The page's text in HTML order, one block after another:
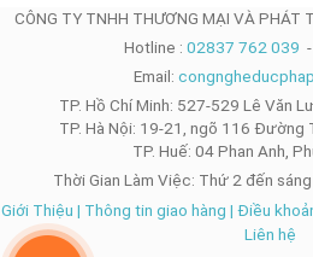
CÔNG TY TNHH THƯƠNG MẠI VÀ PHÁT
Hotline : 02837 762 039 -
Email:
TP. Hồ Chí Minh: 527-529 Lê Văn
TP. Hà Nội: 19-21, ngõ 116 Đường
TP. Huế: 04 Phan Anh,
Thời Gian Làm Việc: Thứ 2 đến
Giới Thiệu | Thông tin giao hàng | Điều
Liên hệ